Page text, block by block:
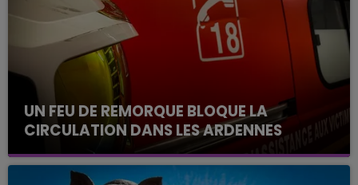
UN FEU DE REMORQUE BLOQUE LA
CIRCULATION DANS LES ARDENNES
Un feu de remorque s'est déclaré ce mercredi en
fin de matinée sur l'A34.